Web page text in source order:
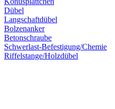
Dübel
Langschaftdübel
Bolzenanker
Betonschraube
Schwerlast-Befestigung/Chemie
Riffelstange/Holzdübel